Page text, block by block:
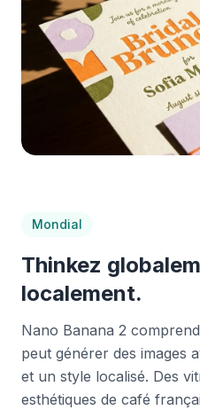
Mondial
Thinkez
localement.
Nano Banana 2
peut générer des images
et un style localisé. Des
esthétiques de café